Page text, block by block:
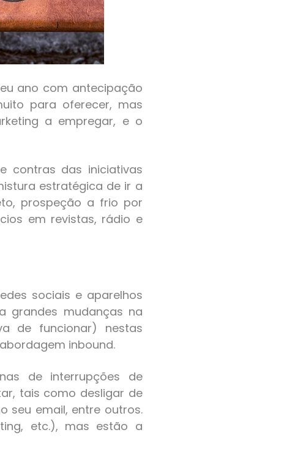
ano com antecipação
para oferecer, mas
a empregar, e o
contras das iniciativas
estratégica de ir a
prospeção a frio por
em revistas, rádio e
sociais e aparelhos
grandes mudanças na
de funcionar) nestas
inbound.
de interrupções de
tais como desligar de
seu email, entre outros.
etc.), mas estão a